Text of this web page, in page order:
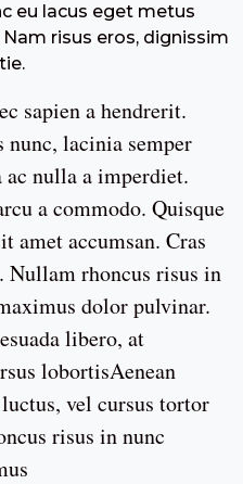
eu lacus eget metus
risus eros, dignissim
sapien a hendrerit.
nunc, lacinia semper
nulla a imperdiet.
a commodo. Quisque
amet accumsan. Cras
rhoncus risus in
dolor pulvinar.
libero, at
lobortisAenean
vel cursus tortor
risus in nunc